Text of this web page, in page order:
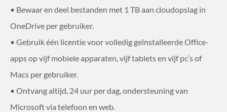
• Bewaar en deel bestanden met 1 TB aan cloudopslag in
OneDrive per gebruiker.
• Gebruik één licentie voor volledig geïnstalleerde Office-
apps op vijf mobiele apparaten, vijf tablets en vijf pc’s of
Macs per gebruiker.
• Ontvang altijd, 24 uur per dag, ondersteuning van
Microsoft via telefoon en web.